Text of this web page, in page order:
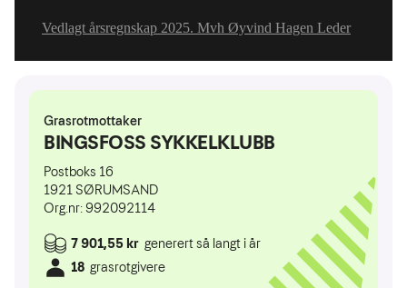
Vedlagt årsregnskap 2025. Mvh Øyvind Hagen Leder